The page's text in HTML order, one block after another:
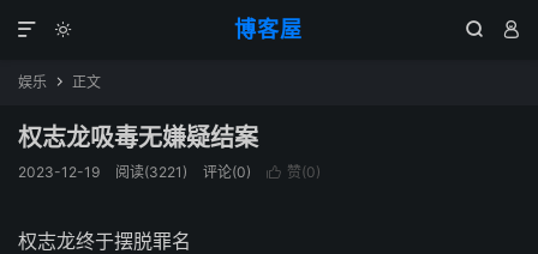
博客屋
  

娱乐  正文
权志龙吸毒无嫌疑结案
2023-12-19 阅读(3221) 评论(0)  赞(0)
权志龙终于摆脱罪名